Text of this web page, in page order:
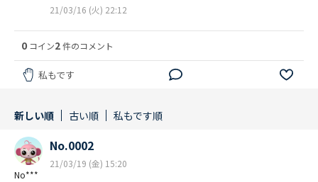
21/03/16 (火) 22:12
0 コイン2件のコメント
私もです
新しい順 古い順 私もです順
No***
No.0002
21/03/19 (金) 15:20